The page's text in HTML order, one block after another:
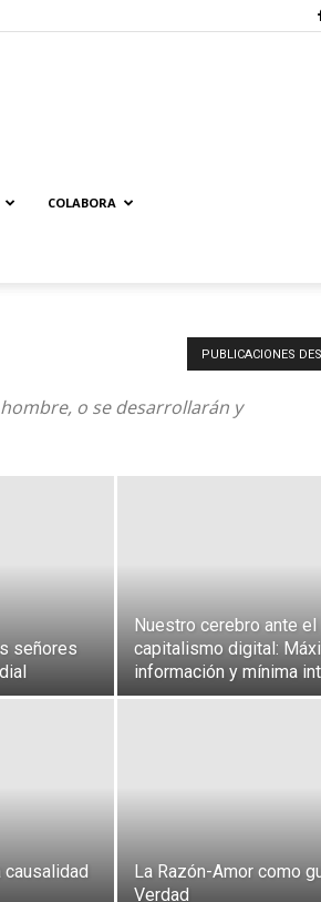
COLABORA
o se desarrollarán y
PUBLICACIONES
señores
Nuestro cerebro ante el
capitalismo digital:
información y mínima
causalidad
La Razón-Amor como
Verdad